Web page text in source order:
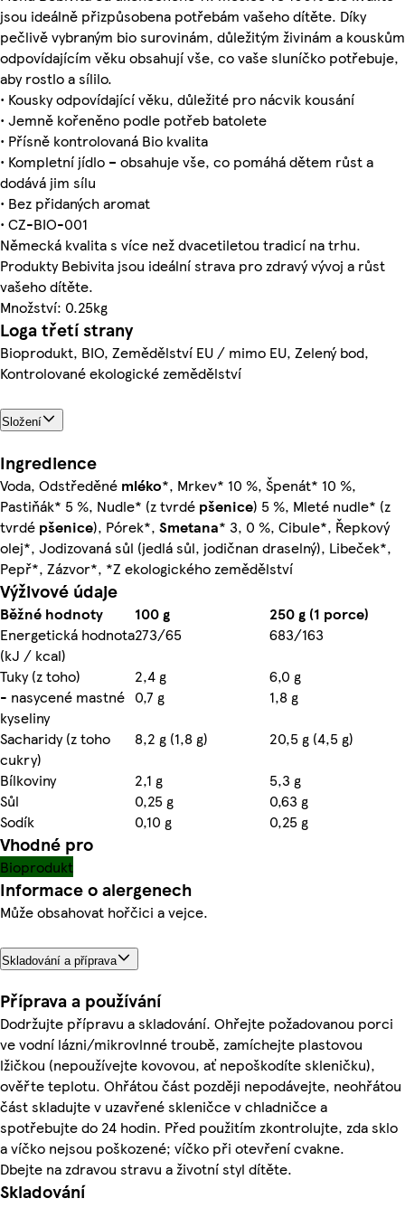
jsou ideálně přizpůsobena potřebám vašeho dítěte. Díky
pečlivě vybraným bio surovinám, důležitým živinám a kouskům
odpovídajícím věku obsahují vše, co vaše sluníčko potřebuje,
aby rostlo a sílilo.
• Kousky odpovídající věku, důležité pro nácvik kousání
• Jemně kořeněno podle potřeb batolete
• Přísně kontrolovaná Bio kvalita
• Kompletní jídlo – obsahuje vše, co pomáhá dětem růst a
dodává jim sílu
• Bez přidaných aromat
• CZ-BIO-001
Německá kvalita s více než dvacetiletou tradicí na trhu.
Produkty Bebivita jsou ideální strava pro zdravý vývoj a růst
vašeho dítěte.
Množství: 0.25kg
Loga třetí strany
Bioprodukt, BIO, Zemědělství EU / mimo EU, Zelený bod,
Kontrolované ekologické zemědělství
Složení
Ingredience
Voda, Odstředěné mléko*, Mrkev* 10 %, Špenát* 10 %,
Pastiňák* 5 %, Nudle* (z tvrdé pšenice) 5 %, Mleté nudle* (z
tvrdé pšenice), Pórek*, Smetana* 3, 0 %, Cibule*, Řepkový
olej*, Jodizovaná sůl (jedlá sůl, jodičnan draselný), Libeček*,
Pepř*, Zázvor*, *Z ekologického zemědělství
Výživové údaje
Běžné hodnoty 100 g
250 g (1 porce)
Energetická hodnota
(kJ / kcal)
273/65
683/163
Tuky (z toho)
2,4 g
6,0 g
- nasycené mastné
kyseliny
0,7 g
1,8 g
Sacharidy (z toho
cukry)
8,2 g (1,8 g)
20,5 g (4,5 g)
Bílkoviny
2,1 g
5,3 g
Sůl
0,25 g
0,63 g
Sodík
0,10 g 0,25 g
Vhodné pro
Bioprodukt
Informace o alergenech
Může obsahovat hořčici a vejce.
Skladování a příprava
Příprava a používání
Dodržujte přípravu a skladování. Ohřejte požadovanou porci
ve vodní lázni/mikrovlnné troubě, zamíchejte plastovou
lžičkou (nepoužívejte kovovou, ať nepoškodíte skleničku),
ověřte teplotu. Ohřátou část později nepodávejte, neohřátou
část skladujte v uzavřené skleničce v chladničce a
spotřebujte do 24 hodin. Před použitím zkontrolujte, zda sklo
a víčko nejsou poškozené; víčko při otevření cvakne.
Dbejte na zdravou stravu a životní styl dítěte.
Skladování